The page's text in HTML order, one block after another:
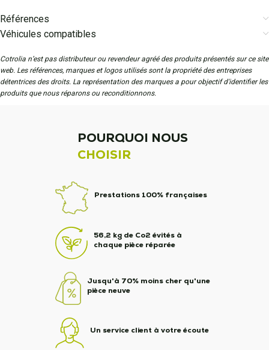
Références
Véhicules compatibles
Cotrolia n’est pas distributeur ou revendeur agréé des produits présentés sur ce site
web. Les références, marques et logos utilisés sont la propriété des entreprises
détentrices des droits. La représentation des marques a pour objectif d'identifier les
produits que nous réparons ou reconditionnons.
POURQUOI NOUS
CHOISIR
Prestations 100% françaises
56,2 kg de Co2 évités à
chaque pièce réparée
Jusqu'à 70% moins cher qu'une
pièce neuve
Un service client à votre écoute